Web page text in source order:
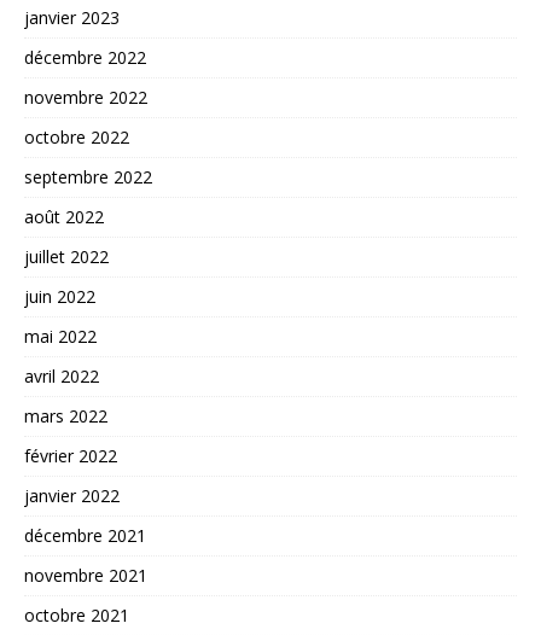
janvier 2023
décembre 2022
novembre 2022
octobre 2022
septembre 2022
août 2022
juillet 2022
juin 2022
mai 2022
avril 2022
mars 2022
février 2022
janvier 2022
décembre 2021
novembre 2021
octobre 2021